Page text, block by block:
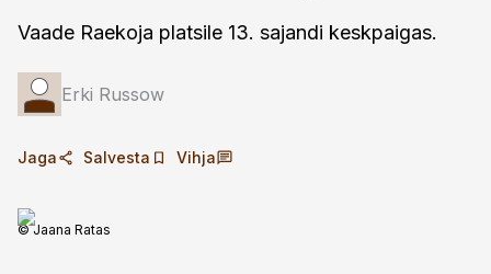
Vaade Raekoja platsile 13. sajandi keskpaigas.
Erki Russow
Jaga Salvesta Vihja
© Jaana Ratas